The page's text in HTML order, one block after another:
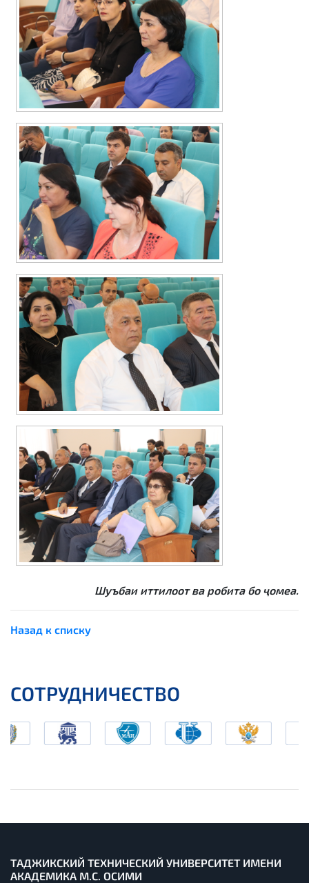
Шуъбаи иттилоот ва робита бо ҷомеа.
Назад к списку
СОТРУДНИЧЕСТВО
ТАДЖИКСКИЙ ТЕХНИЧЕСКИЙ УНИВЕРСИТЕТ ИМЕНИ
АКАДЕМИКА М.С. ОСИМИ